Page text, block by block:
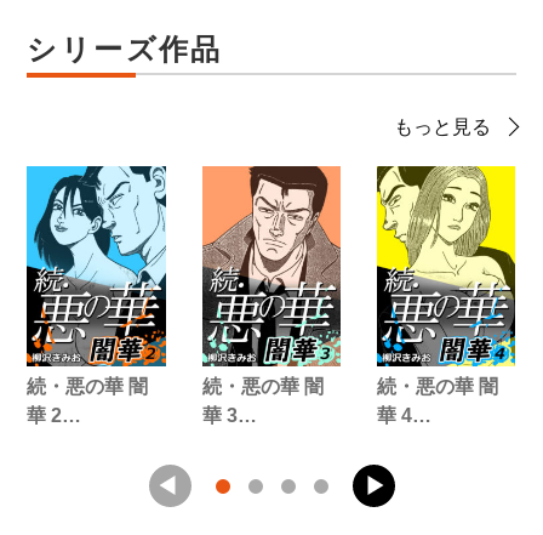
シリーズ作品
もっと見る
続・悪の華 闇
華 2…
続・悪の華 闇
華 3…
続・悪の華 闇
華 4…